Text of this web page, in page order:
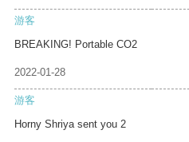
游客
BREAKING! Portable CO2
2022-01-28
游客
Horny Shriya sent you 2